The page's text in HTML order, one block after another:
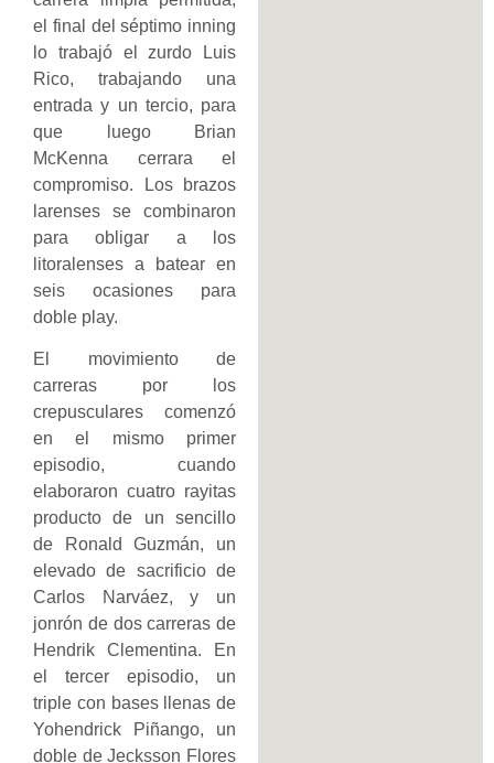
el final del séptimo inning
lo trabajó el zurdo Luis
Rico, trabajando una
entrada y un tercio, para
que luego Brian
McKenna cerrara el
compromiso. Los brazos
larenses se combinaron
para obligar a los
litoralenses a batear en
seis ocasiones para
doble play.
El movimiento de
carreras por los
crepusculares comenzó
en el mismo primer
episodio, cuando
elaboraron cuatro rayitas
producto de un sencillo
de Ronald Guzmán, un
elevado de sacrificio de
Carlos Narváez, y un
jonrón de dos carreras de
Hendrik Clementina. En
el tercer episodio, un
triple con bases llenas de
Yohendrick Piñango, un
doble de Jecksson Flores